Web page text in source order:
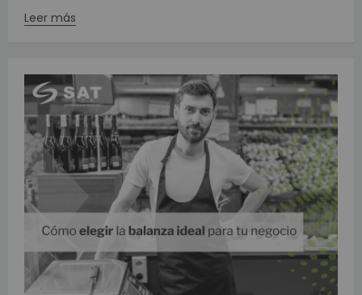
Leer más